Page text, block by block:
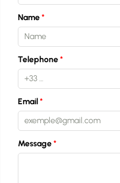
Name
Telephone
Email
Message